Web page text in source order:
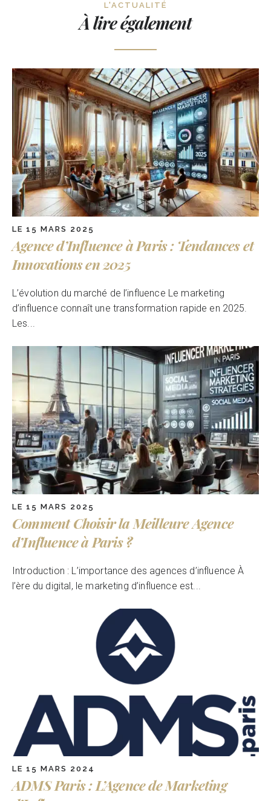
L'ACTUALITÉ
À lire également
LE 15 MARS 2025
Agence d’Influence à Paris : Tendances et
Innovations en 2025
L’évolution du marché de l’influence Le marketing
d’influence connaît une transformation rapide en 2025.
Les...
LE 15 MARS 2025
Comment Choisir la Meilleure Agence
d’Influence à Paris ?
Introduction : L’importance des agences d’influence À
l’ère du digital, le marketing d’influence est...
LE 15 MARS 2024
ADMS Paris : L’Agence de Marketing